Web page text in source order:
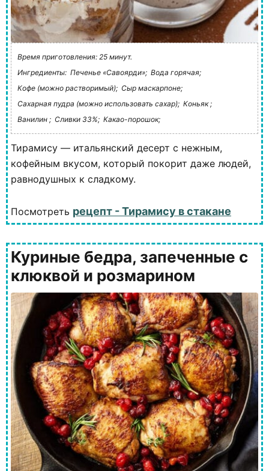
Время приготовления: 25 минут.
Ингредиенты: Печенье «Савоярди»; Вода горячая;
Кофе (можно растворимый); Сыр маскарпоне;
Сахарная пудра (можно использовать сахар); Коньяк ;
Ванилин ; Сливки 33%; Какао-порошок;
Тирамису — итальянский десерт с нежным,
кофейным вкусом, который покорит даже людей,
равнодушных к сладкому.
Посмотреть рецепт - Тирамису в стакане
Куриные бедра, запеченные с
клюквой и розмарином